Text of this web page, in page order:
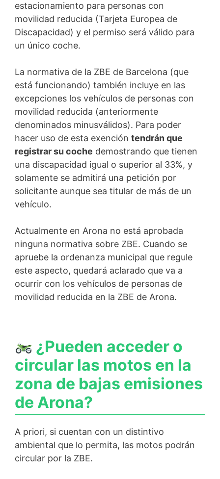
estacionamiento para personas con
movilidad reducida (Tarjeta Europea de
Discapacidad) y el permiso será válido para
un único coche.
La normativa de la ZBE de Barcelona (que
está funcionando) también incluye en las
excepciones los vehículos de personas con
movilidad reducida (anteriormente
denominados minusválidos). Para poder
hacer uso de esta exención tendrán que
registrar su coche demostrando que tienen
una discapacidad igual o superior al 33%, y
solamente se admitirá una petición por
solicitante aunque sea titular de más de un
vehículo.
Actualmente en Arona no está aprobada
ninguna normativa sobre ZBE. Cuando se
apruebe la ordenanza municipal que regule
este aspecto, quedará aclarado que va a
ocurrir con los vehículos de personas de
movilidad reducida en la ZBE de Arona.
¿Pueden acceder o
circular las motos en la
zona de bajas emisiones
de Arona?
A priori, si cuentan con un distintivo
ambiental que lo permita, las motos podrán
circular por la ZBE.